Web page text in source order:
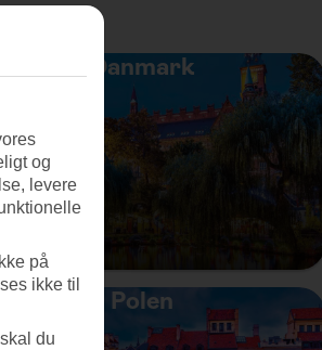
Danmark
Polen
og
levere
på
ikke til
du